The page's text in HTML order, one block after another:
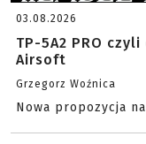
03.08.2026
TP-5A2 PRO
Airsoft
Grzegorz Woźnica
Nowa propozycja